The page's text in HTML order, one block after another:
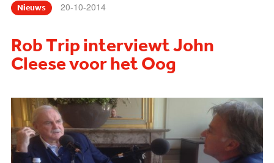
Nieuws 20-10-2014
Rob Trip interviewt John
Cleese voor het Oog